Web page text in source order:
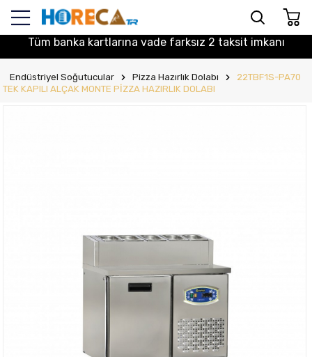
Tüm banka kartlarına vade farksız 2 taksit imkanı
Endüstriyel Soğutucular Pizza Hazırlık Dolabı
22TBF1S-PA70
TEK KAPILI ALÇAK MONTE PİZZA HAZIRLIK DOLABI